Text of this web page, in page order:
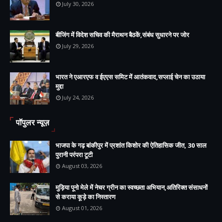
July 30, 2026
बीजिंग में विदेश सचिव की मैराथन बैठकें,संबंध सुधारने पर जोर
July 29, 2026
भारत ने एआरएफ व ईएएस समिट में आतंकवाद,सप्लाई चेन का उठाया
मुद्दा
July 24, 2026
पॉपुलर न्यूज़
भाजपा के गढ़ बांकीपुर में प्रशांत किशोर की ऐतिहासिक जीत, 30 साल
पुरानी परंपरा टूटी
August 03, 2026
मुड़िया पूनो मेले में नेचर ग्रीन का स्वच्छता अभियान,अतिरिक्त संसाधनों
से कराया कूड़े का निस्तारण
August 01, 2026